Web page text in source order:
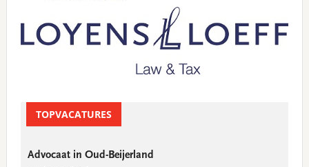
TOPVACATURES
Advocaat in Oud-Beijerland